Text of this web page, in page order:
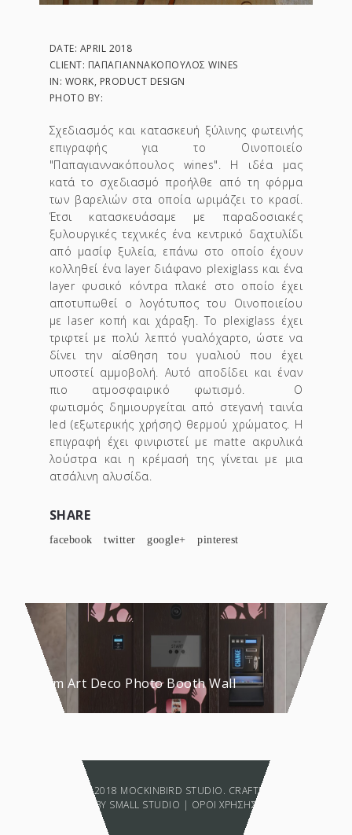
DATE: APRIL 2018
CLIENT: ΠΑΠΑΓΙΑΝΝΑΚΌΠΟΥΛΟΣ WINES
IN: WORK, PRODUCT DESIGN
PHOTO BY:
Σχεδιασμός και κατασκευή ξύλινης φωτεινής
επιγραφής για το Οινοποιείο
"Παπαγιαννακόπουλος wines". Η ιδέα μας
κατά το σχεδιασμό προήλθε από τη φόρμα
των βαρελιών στα οποία ωριμάζει το κρασί.
Έτσι κατασκευάσαμε με παραδοσιακές
ξυλουργικές τεχνικές ένα κεντρικό δαχτυλίδι
από μασίφ ξυλεία, επάνω στο οποίο έχουν
κολληθεί ένα layer διάφανο plexiglass και ένα
layer φυσικό κόντρα πλακέ στο οποίο έχει
αποτυπωθεί ο λογότυπος του Οινοποιείου
με laser κοπή και χάραξη. Το plexiglass έχει
τριφτεί με πολύ λεπτό γυαλόχαρτο, ώστε να
δίνει την αίσθηση του γυαλιού που έχει
υποστεί αμμοβολή. Αυτό αποδίδει και έναν
πιο ατμοσφαιρικό φωτισμό. Ο
φωτισμός δημιουργείται από στεγανή ταινία
led (εξωτερικής χρήσης) θερμού χρώματος. Η
επιγραφή έχει φινιριστεί με matte ακρυλικά
λούστρα και η κρέμασή της γίνεται με μια
ατσάλινη αλυσίδα.
SHARE
facebook twitter google+ pinterest
Custom Art Deco Photo Booth Wall
COPYRIGHT © 2018 MOCKINBIRD STUDIO. CRAFTED WITH LOVE
BY SMALL STUDIO ΟΡΟΙ ΧΡΗΣΗΣ